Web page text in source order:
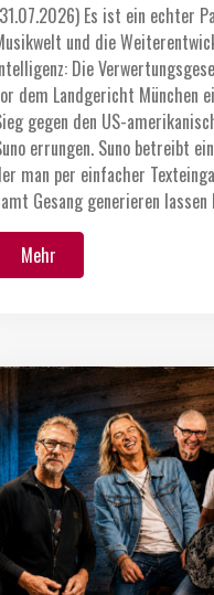
Es ist ein echter
und die
Die
dem Landgericht München
gegen den US-
errungen. Suno betreibt
man per einfacher
Gesang generieren
Mehr